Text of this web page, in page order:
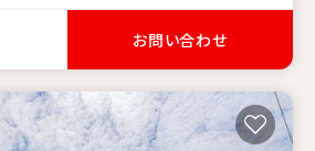
お問い合わせ